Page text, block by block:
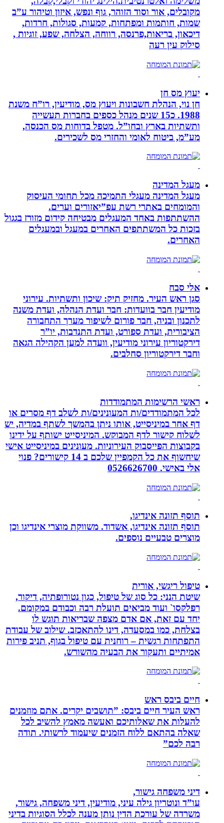
מקובלים, אור וסוד הזוהר, גוף ונפש, איזון וטיהור ע”ב
שמות, חותמות ומפתחות, קמעות, סגולות, חרדות,
דיכאון, בריאות,פרנסה, רווחה, הצלחה, שפע, זוגיות ,
סילוק עין רעה
יעוץ מס חן
חן נוי, הנהלת חשבונות ויעוץ מס, מודיעין, רו”ח משנת
1988. כ15 שנים מנהל כספים בחברות תעשייה
ותשתיות בארץ ובחו”ל. מטפל בדוחות מס הכנסה,
מע”מ, ביטוח לאומי והחזרי מס לשכירים.
מעגל המדינה
מעגל המדינה מעגלי התמיכה מכל תחומי העיסוק
והמומחים באתרי רשת עפ”יאזורים וערים.
ההשתתפות באחד המעגלים מבטיחה קידום מזורז בגגול
בזכות כל המשתתפים האחרים במעגל ובמעגלים
האחרים.
אלי סבח
סגן ראש העיר. מחזיק תיק: שיכון ותשתיות. עירוני
מודיעין חבר בוועדות: חבר ועדת הנהלה, ועדת משנה
לתכנון ובניה, חבר פורום לשיפור מערך התחבורה
הציבורית, ועדת ספורט, ועדת התנדבות, יו”ר
דירקטוריון עירוני מודיעין, וועדה למען הקהילה הגאה
וחבר דירקטוריון סחלבים.
ראשי הרשימות המתמודדות
לכל המתמודדים/ות המעונינים/ות לשלב דף מסרים או
דף אחר במיניסייט, אותו ניתן בהמשך לשתף במדיה, יש
לשלוח קישור לדף המבוקש. המיניסייט ישותף על ידינו
בקבוצות הפייסבוק העירוניות. מעונינים במיניסייט אישי
שיחשוף את כל הקמפיין שלכם ב 14 קישורים? פנוי
אלי באישי. 0526626700
תוסף תזונה אינדיגו,
תוסף תזונה אינדיגו, אשדוד. משווקת מוצרי אינדיגו וכן
מוצרים טבעיים נוספים.
טיפול ריגשי, אורית
שיטת הנני: כל סוג של טיפול, כגון נטורופתיה, דיקור,
רפלקסו` ועוד מביאים תועלת רבה וכבודם במקומם.
יחד עם זאת, אם אדם מצפה שבריאות תוגש לו
בצלחת, כמו במסעדה, דינו להתאכזב. שילוב של עבודת
התפתחות רגשית – רוחנית עם טיפול בגוף, תניב פירות
אמיתיים ותעקור את הבעיה מהשורש.
חיים ביבס ראש
ראש העיר חיים ביבס: ”תושבים יקרים. אתם מוזמנים
להעלות את שאלותיכם ואעשה מאמץ להשיב לכל
שאלה בהתאם ללוח הזמנים שיעמוד לרשותי. תודה
רבה לכם”
דיני משפחה גישור,
עו”ד ונוטריון גילה עיני, מודיעין, דיני משפחה, גישור,
משרדה של עורכת הדין נותן מענה לכלל הסוגיות בדיני